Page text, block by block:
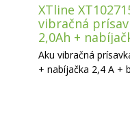
XTline
vibračná
2,0Ah +
Aku vibračná
+ nabíjačka 2,4 A +